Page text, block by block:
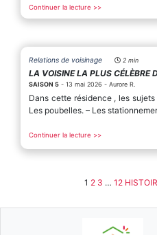
Continuer la lecture >>
Relations de voisinage 2 min
LA VOISINE LA PLUS CÉLÈBRE
SAISON 5 - 13 mai 2026 - Aurore R.
Dans cette résidence , les
Les poubelles. – Les
Continuer la lecture >>
1 2 3 … 12